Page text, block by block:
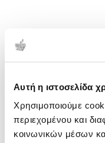
Αυτή η ιστοσελίδα
Χρησιμοποιούμε
περιεχομένου και
κοινωνικών μέσων